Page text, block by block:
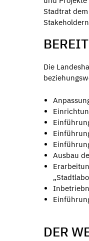
Stadtrat
Die
Ausbau
DER